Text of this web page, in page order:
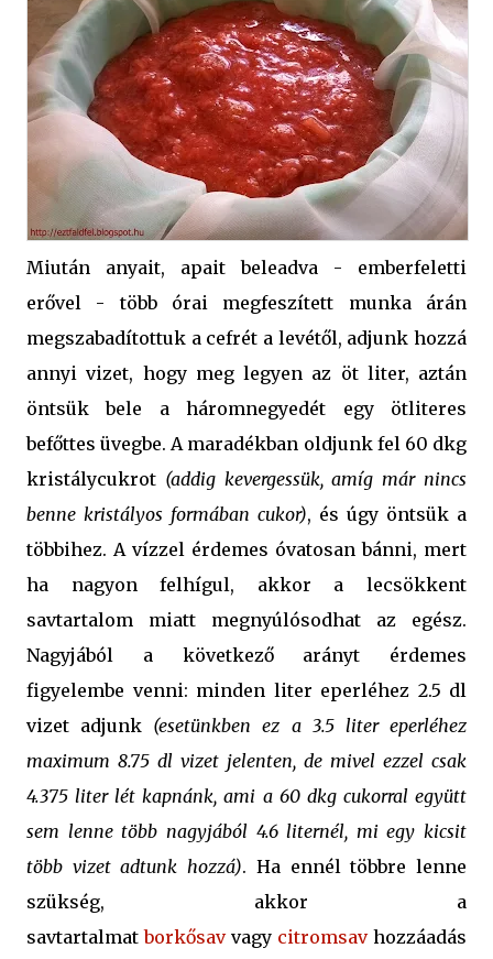
Miután anyait, apait beleadva - emberfeletti
erővel - több órai megfeszített munka árán
megszabadítottuk a cefrét a levétől, adjunk hozzá
annyi vizet, hogy meg legyen az öt liter, aztán
öntsük bele a háromnegyedét egy ötliteres
befőttes üvegbe. A maradékban oldjunk fel 60 dkg
kristálycukrot (addig kevergessük, amíg már nincs
benne kristályos formában cukor), és úgy öntsük a
többihez. A vízzel érdemes óvatosan bánni, mert
ha nagyon felhígul, akkor a lecsökkent
savtartalom miatt megnyúlósodhat az egész.
Nagyjából a következő arányt érdemes
figyelembe venni: minden liter eperléhez 2.5 dl
vizet adjunk (esetünkben ez a 3.5 liter eperléhez
maximum 8.75 dl vizet jelenten, de mivel ezzel csak
4.375 liter lét kapnánk, ami a 60 dkg cukorral együtt
sem lenne több nagyjából 4.6 liternél, mi egy kicsit
több vizet adtunk hozzá). Ha ennél többre lenne
szükség, akkor a
savtartalmatborkősavvagy citromsavhozzáadás